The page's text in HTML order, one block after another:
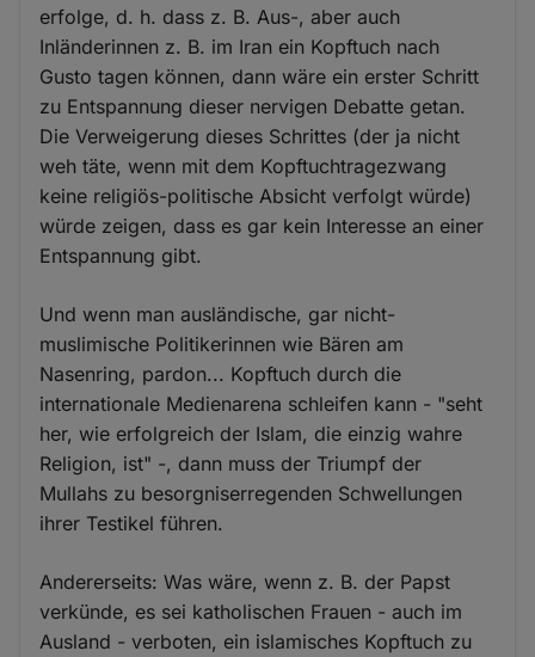
erfolge, d. h. dass z. B. Aus-, aber auch
Inländerinnen z. B. im Iran ein Kopftuch nach
Gusto tagen können, dann wäre ein erster Schritt
zu Entspannung dieser nervigen Debatte getan.
Die Verweigerung dieses Schrittes (der ja nicht
weh täte, wenn mit dem Kopftuchtragezwang
keine religiös-politische Absicht verfolgt würde)
würde zeigen, dass es gar kein Interesse an einer
Entspannung gibt.
Und wenn man ausländische, gar nicht-
muslimische Politikerinnen wie Bären am
Nasenring, pardon... Kopftuch durch die
internationale Medienarena schleifen kann - "seht
her, wie erfolgreich der Islam, die einzig wahre
Religion, ist" -, dann muss der Triumpf der
Mullahs zu besorgniserregenden Schwellungen
ihrer Testikel führen.
Andererseits: Was wäre, wenn z. B. der Papst
verkünde, es sei katholischen Frauen - auch im
Ausland - verboten, ein islamisches Kopftuch zu